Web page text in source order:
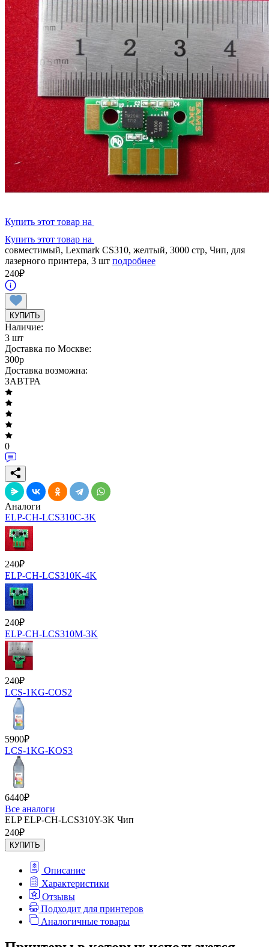
Купить этот товар на
Купить этот товар на
совместимый, Lexmark CS310, желтый, 3000 стр, Чип, для
лазерного принтера, 3 шт подробнее
240₽
КУПИТЬ
Наличие:
3 шт
Доставка по Москве:
300p
Доставка возможна:
ЗАВТРА
0
Аналоги
ELP-CH-LCS310C-3K
240₽
ELP-CH-LCS310K-4K
240₽
ELP-CH-LCS310M-3K
240₽
LCS-1KG-COS2
5900₽
LCS-1KG-KOS3
6440₽
Все аналоги
ELP ELP-CH-LCS310Y-3K Чип
240₽
КУПИТЬ
Описание
Характеристики
Отзывы
Подходит для принтеров
Аналогичные товары